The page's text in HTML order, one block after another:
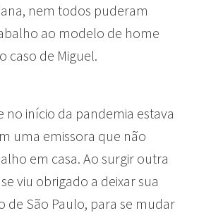
nem todos puderam
ao modelo de home
caso de Miguel.
no início da pandemia estava
uma emissora que não
em casa. Ao surgir outra
viu obrigado a deixar sua
de São Paulo, para se mudar